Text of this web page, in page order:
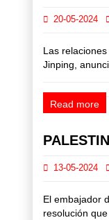
20-05-2024
Las
Jinping,
Read more
13-05-2024
El embajador
resolución